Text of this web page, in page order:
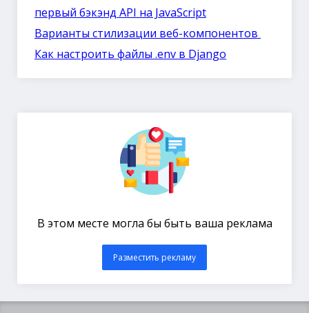
первый бэкэнд API на JavaScript
Варианты стилизации веб-компонентов
Как настроить файлы .env в Django
В этом месте могла бы быть ваша реклама
Разместить рекламу